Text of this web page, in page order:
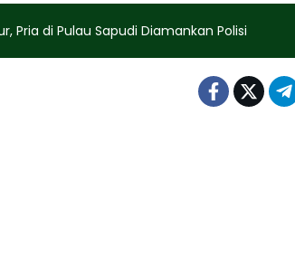
Pria di Pulau Sapudi Diamankan Polisi